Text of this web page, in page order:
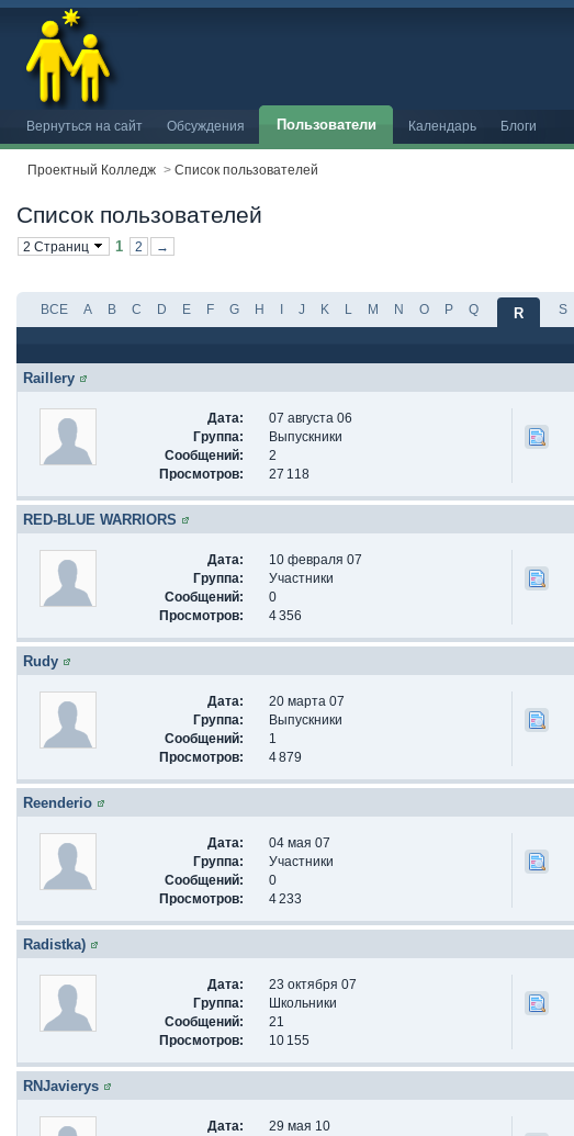
Вернуться на сайт Обсуждения Пользователи Календарь Блоги
Проектный Колледж > Список пользователей
Список пользователей
2 Страниц 1 2 →
ВСЕ A B C D E F G H I J K L M N O P Q R S
Raillery
Дата:
07 августа 06
Группа:
Выпускники
Сообщений:
2
Просмотров:
27 118
RED-BLUE WARRIORS
Дата:
10 февраля 07
Группа:
Участники
Сообщений:
0
Просмотров:
4 356
Rudy
Дата:
20 марта 07
Группа:
Выпускники
Сообщений:
1
Просмотров:
4 879
Reenderio
Дата:
04 мая 07
Группа:
Участники
Сообщений:
0
Просмотров:
4 233
Radistka)
Дата:
23 октября 07
Группа:
Школьники
Сообщений:
21
Просмотров:
10 155
RNJavierys
Дата:
29 мая 10